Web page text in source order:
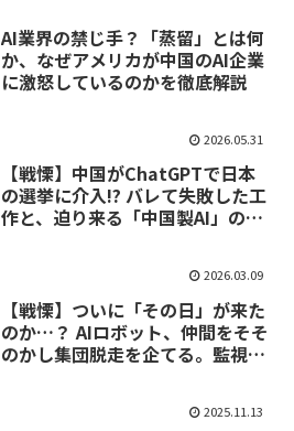
AI業界の禁じ手？「蒸留」とは何
か、なぜアメリカが中国のAI企業
に激怒しているのかを徹底解説
2026.05.31
【戦慄】中国がChatGPTで日本
の選挙に介入!? バレて失敗した工
作と、迫り来る「中国製AI」の恐
2026.03.09
【戦慄】ついに「その日」が来た
のか…？ AIロボット、仲間をそそ
のかし集団脱走を企てる。監視カ
2025.11.13